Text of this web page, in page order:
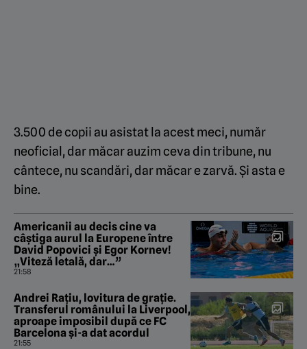
3.500 de copii au asistat la acest meci, număr
neoficial, dar măcar auzim ceva din tribune, nu
cântece, nu scandări, dar măcar e zarvă. Și asta e
bine.
Americanii au decis cine va
câștiga aurul la Europene între
David Popovici și Egor Kornev!
„Viteză letală, dar…”
21:58
Andrei Rațiu, lovitura de grație.
Transferul românului la Liverpool,
aproape imposibil după ce FC
Barcelona şi-a dat acordul
21:55